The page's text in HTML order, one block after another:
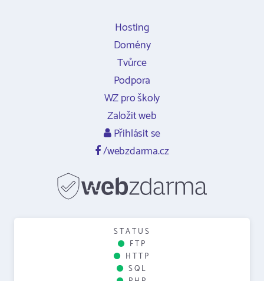
Hosting
Domény
Tvůrce
Podpora
WZ pro školy
Založit web
Přihlásit se
/webzdarma.cz
STATUS
FTP
HTTP
SQL